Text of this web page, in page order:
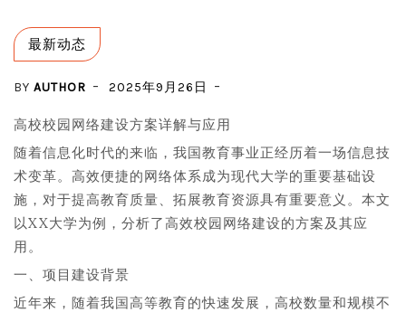
最新动态
BY AUTHOR 2025年9月26日
高校校园网络建设方案详解与应用
随着信息化时代的来临，我国教育事业正经历着一场信息技
术变革。高效便捷的网络体系成为现代大学的重要基础设
施，对于提高教育质量、拓展教育资源具有重要意义。本文
以XX大学为例，分析了高效校园网络建设的方案及其应
用。
一、项目建设背景
近年来，随着我国高等教育的快速发展，高校数量和规模不